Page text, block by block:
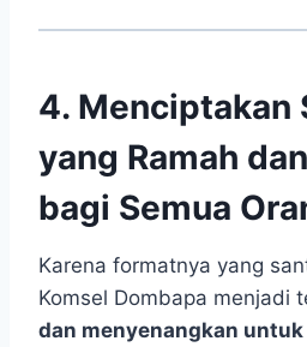
4. Menciptakan
yang Ramah
bagi Semua
Karena formatnya yang
Komsel Dombapa menjadi
dan menyenangkan